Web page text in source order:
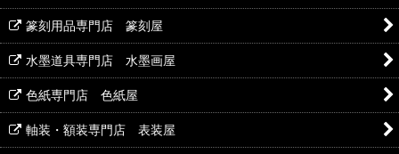
篆刻用品専門店 篆刻屋
水墨道具専門店 水墨画屋
色紙専門店 色紙屋
軸装・額装専門店 表装屋